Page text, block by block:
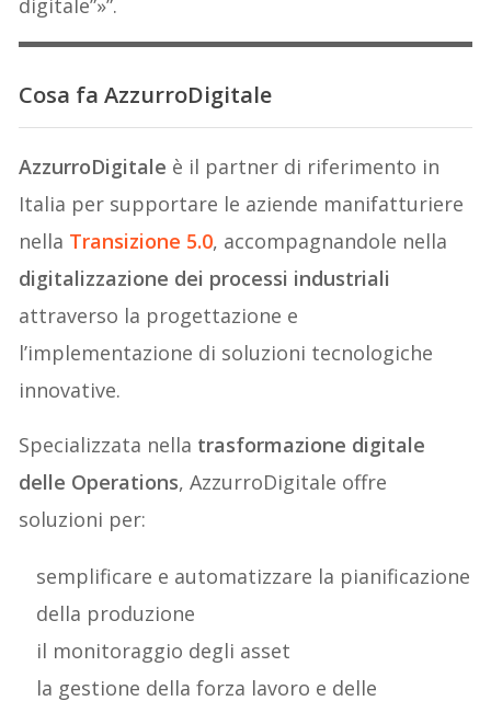
Cosa fa AzzurroDigitale
AzzurroDigitale è il partner di riferimento in
Italia per supportare le aziende manifatturiere
nella Transizione 5.0, accompagnandole nella
digitalizzazione dei processi industriali
attraverso la progettazione e
l’implementazione di soluzioni tecnologiche
innovative.
Specializzata nella trasformazione digitale
delle Operations, AzzurroDigitale offre
soluzioni per:
semplificare e automatizzare la pianificazione
della produzione
il monitoraggio degli asset
la gestione della forza lavoro e delle